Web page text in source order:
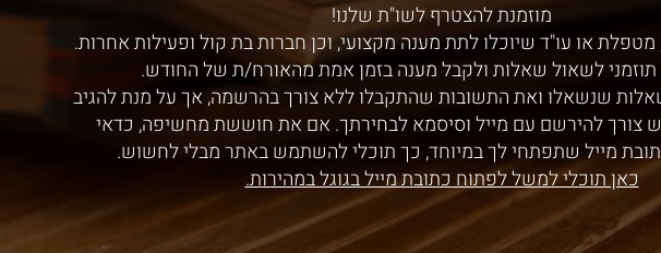
מוזמנת להצטרף לשו"ת שלנו!
או עו"ד שיוכלו לתת מענה מקצועי, וכן חברות בת קול ופעילות אחרות.
תוזמני לשאול שאלות ולקבל מענה בזמן אמת מהאורח/ת של החודש.
שנשאלו ואת התשובות שהתקבלו ללא צורך בהרשמה, אך על מנת להגיב
צורך להירשם עם מייל וסיסמא לבחירתך. אם את חוששת מחשיפה, כדאי
מייל שתפתחי לך במיוחד, כך תוכלי להשתמש באתר מבלי לחשוש.
כאן תוכלי למשל לפתוח כתובת מייל בגוגל במהירות.